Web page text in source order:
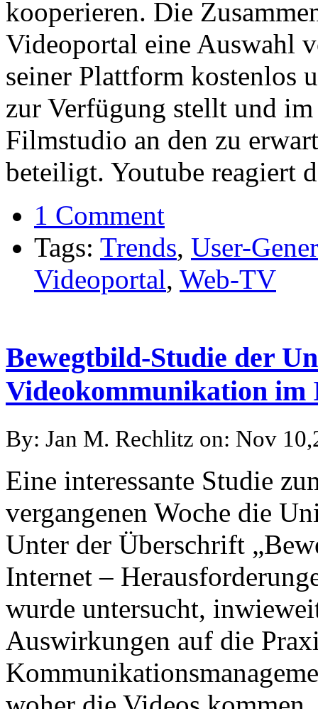
kooperieren. Die
Videoportal eine Auswahl
seiner Plattform kostenlos
zur Verfügung stellt und im
Filmstudio an den zu
beteiligt. Youtube reagiert
1 Comment
Tags: Trends, User-
Videoportal, Web-TV
Bewegtbild-Studie der
Videokommunikation im
By: Jan M. Rechlitz on: Nov
Eine interessante Studie
vergangenen Woche die
Unter der Überschrift
Internet –
wurde untersucht,
Auswirkungen auf die